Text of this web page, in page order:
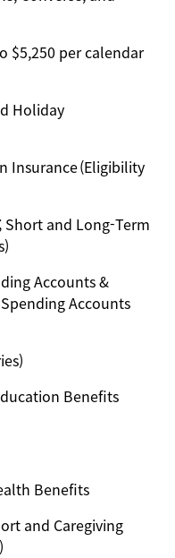
$5,250 per calendar
Holiday
Insurance (Eligibility
Short and Long-Term
Accounts &
Accounts
Benefits
Benefits
and Caregiving